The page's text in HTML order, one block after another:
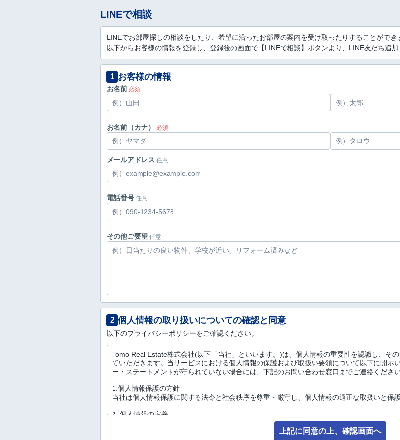
LINEで相談
LINEでお部屋探しの相談をしたり、希望に沿ったお部屋の案内を受け取ったりすることができ
以下からお客様の情報を登録し、登録後の画面で【LINEで相談】ボタンより、LINE友だち追加
1 お客様の情報
お名前 必須
お名前（カナ） 必須
メールアドレス 任意
電話番号 任意
その他ご要望 任意
2 個人情報の取り扱いについての確認と同意
以下のプライバシーポリシーをご確認ください。
Tomo Real Estate株式会社(以下「当社」といいます。)は、個人情報の重要性を認識し、そ
ていただきます。当サービスにおける個人情報の保護および取扱い要領について以下に開示
ー・ステートメントが守られていない場合には、下記のお問い合わせ窓口までご連絡ください
1.個人情報保護の方針
当社は個人情報保護に関する法令と社会秩序を尊重・厳守し、個人情報の適正な取扱いと保護
2. 個人情報の定義
個人情報とは、お客様の氏名、生年月日、お電話番号、勤務先等の属性情報、E-Mailアドレ
客様から提供を受けた情報において、1つまたは複数を組み合わせることにより、お客様個